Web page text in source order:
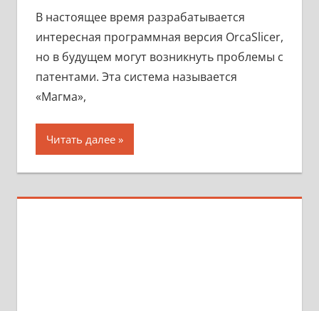
В настоящее время разрабатывается
интересная программная версия OrcaSlicer,
но в будущем могут возникнуть проблемы с
патентами. Эта система называется
«Магма»,
Читать далее